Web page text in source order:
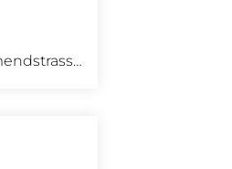
St. Michael, Kirche, Allmendstrasse 34, 4058 Basel